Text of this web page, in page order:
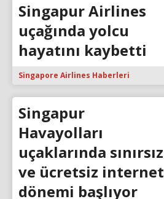
Singapur Airlines
uçağında yolcu
hayatını kaybetti
Singapore Airlines Haberleri
Singapur
Havayolları
uçaklarında sınırsız
ve ücretsiz internet
dönemi başlıyor